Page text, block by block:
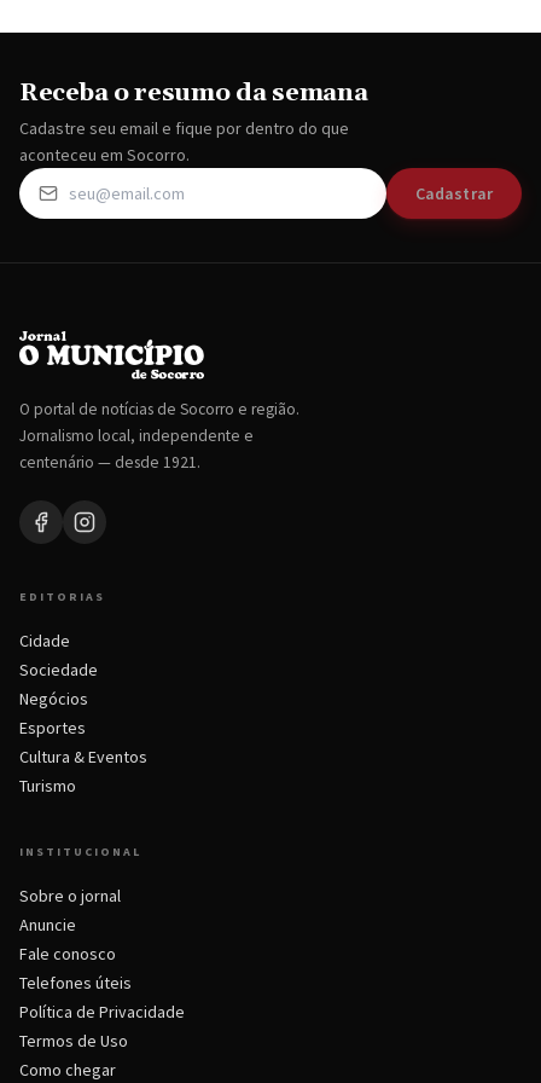
Receba o resumo da semana
Cadastre seu email e fique por dentro do que
aconteceu em Socorro.
Cadastrar
O portal de notícias de Socorro e região.
Jornalismo local, independente e
centenário — desde 1921.
EDITORIAS
Cidade
Sociedade
Negócios
Esportes
Cultura & Eventos
Turismo
INSTITUCIONAL
Sobre o jornal
Anuncie
Fale conosco
Telefones úteis
Política de Privacidade
Termos de Uso
Como chegar